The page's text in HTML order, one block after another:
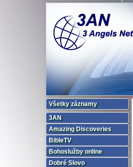
Všetky záznamy
3AN
Amazing Discoveries
BibleTV
Bohoslužby online
Dobré Slovo